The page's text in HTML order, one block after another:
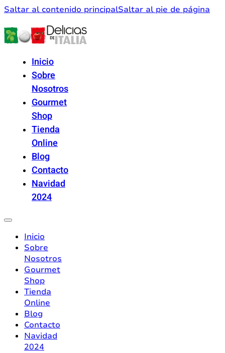
Saltar al contenido principalSaltar al pie de página
Inicio
Sobre
Nosotros
Gourmet
Shop
Tienda
Online
Blog
Contacto
Navidad
2024
Inicio
Sobre
Nosotros
Gourmet
Shop
Tienda
Online
Blog
Contacto
Navidad
2024